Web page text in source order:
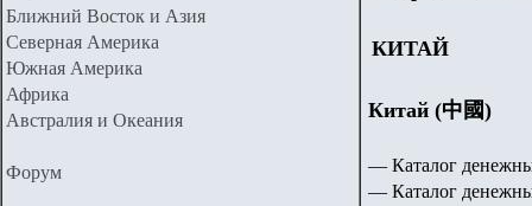
Ближний Восток и Азия
Северная Америка
Южная Америка
Африка
Австралия и Океания
Форум
КИТАЙ
Китай (中國)
— Каталог
— Каталог